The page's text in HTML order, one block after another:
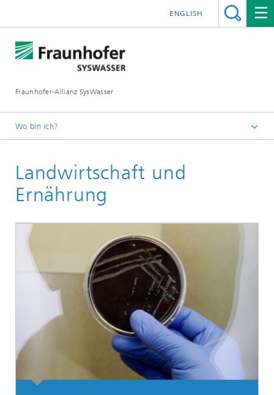
Fraunhofer-Allianz SysWasser
ENGLISH
Wo bin ich?
Wasser System
Landwirtschaft und
Ernährung